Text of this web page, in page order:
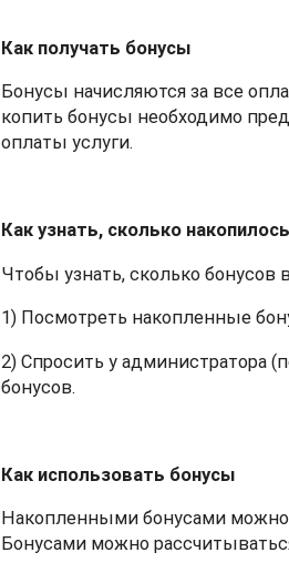
Как получать бонусы
Бонусы начисляются за все
копить бонусы необходимо
оплаты услуги.
Как узнать, сколько
Чтобы узнать, сколько
1) Посмотреть накопленные
2) Спросить у администратора
бонусов.
Как использовать бонусы
Накопленными бонусами можно
Бонусами можно